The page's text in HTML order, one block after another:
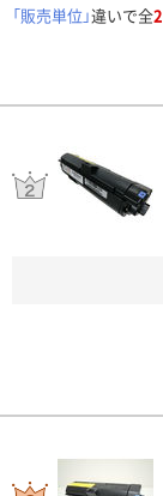
「販売単位」違いで全2